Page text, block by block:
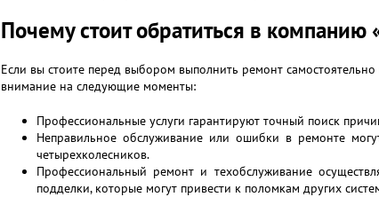
Почему стоит обратиться в компанию
Если вы стоите перед выбором выполнить ремонт
внимание на следующие моменты:
Профессиональные услуги гарантируют точный поиск
Неправильное обслуживание или ошибки в ремонте
четырехколесников.
Профессиональный ремонт и техобслуживание
подделки, которые могут привести к поломкам других